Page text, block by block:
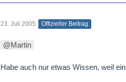
23. Juli 2005 Offizieller Beitrag
Martin
Habe auch nur etwas Wissen, weil